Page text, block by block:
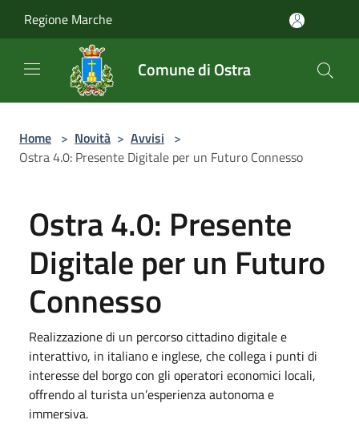
Regione Marche
Comune di Ostra
Home > Novità > Avvisi >
Ostra 4.0: Presente Digitale per un Futuro Connesso
Ostra 4.0: Presente
Digitale per un Futuro
Connesso
Realizzazione di un percorso cittadino digitale e
interattivo, in italiano e inglese, che collega i punti di
interesse del borgo con gli operatori economici locali,
offrendo al turista un’esperienza autonoma e
immersiva.